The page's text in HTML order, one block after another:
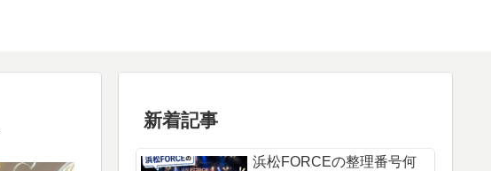
新着記事
浜松FORCEの整理番号何